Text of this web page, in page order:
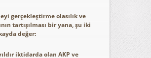
gerçekleştirme olasılık ve
tartışılması bir yana, şu iki
değer:
iktidarda olan AKP ve